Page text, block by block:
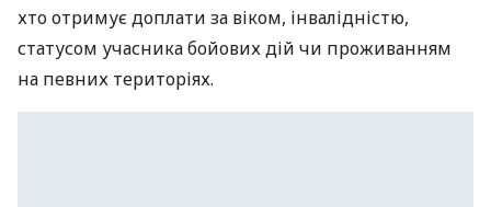
хто отримує доплати за віком, інвалідністю,
статусом учасника бойових дій чи проживанням
на певних територіях.